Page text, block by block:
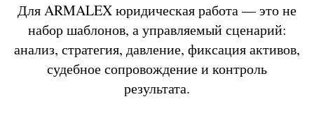
Для ARMALEX юридическая работа — это не
набор шаблонов, а управляемый сценарий:
анализ, стратегия, давление, фиксация активов,
судебное сопровождение и контроль
результата.